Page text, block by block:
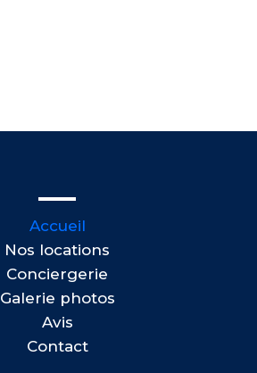
Accueil
Nos locations
Conciergerie
Galerie photos
Avis
Contact